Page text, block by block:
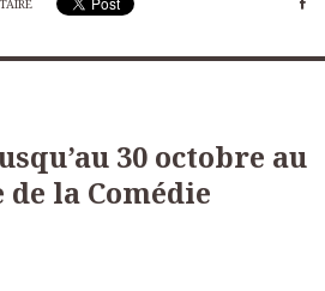
30 octobre au
la Comédie